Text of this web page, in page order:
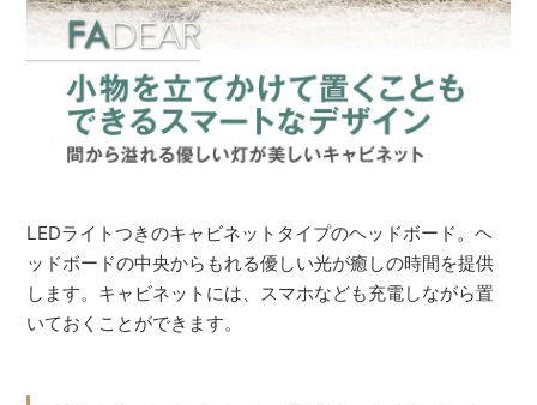
LEDライトつきのキャビネットタイプのヘッドボード。ヘ
ッドボードの中央からもれる優しい光が癒しの時間を提供
します。キャビネットには、スマホなども充電しながら置
いておくことができます。